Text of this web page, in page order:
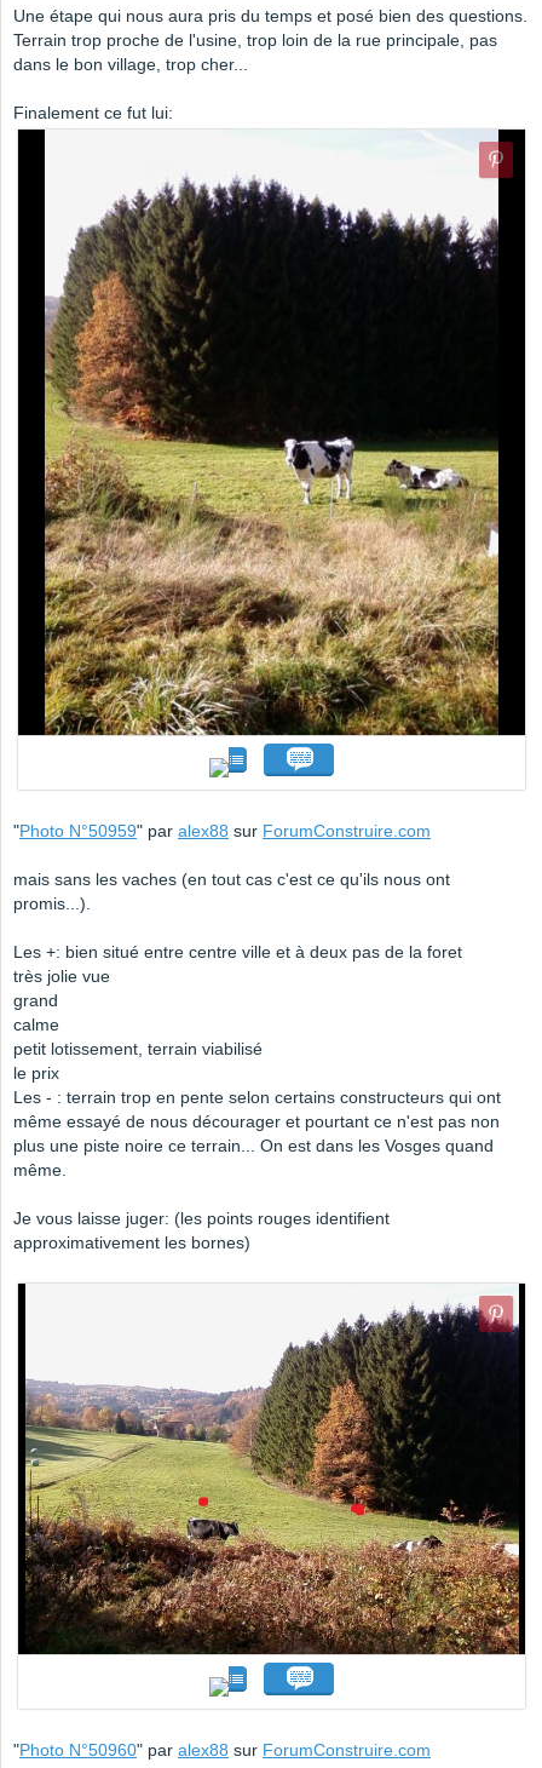
Une étape qui nous aura pris du temps et posé bien des questions.
Terrain trop proche de l'usine, trop loin de la rue principale, pas
dans le bon village, trop cher...
Finalement ce fut lui:
"Photo N°50959" par alex88 sur ForumConstruire.com
mais sans les vaches (en tout cas c'est ce qu'ils nous ont
promis...).
Les +: bien situé entre centre ville et à deux pas de la foret
très jolie vue
grand
calme
petit lotissement, terrain viabilisé
le prix
Les - : terrain trop en pente selon certains constructeurs qui ont
même essayé de nous décourager et pourtant ce n'est pas non
plus une piste noire ce terrain... On est dans les Vosges quand
même.
Je vous laisse juger: (les points rouges identifient
approximativement les bornes)
"Photo N°50960" par alex88 sur ForumConstruire.com